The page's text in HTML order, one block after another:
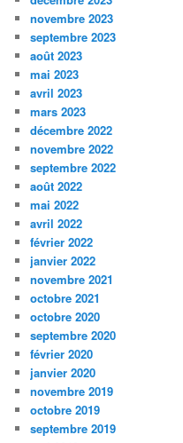
novembre 2023
septembre 2023
août 2023
mai 2023
avril 2023
mars 2023
décembre 2022
novembre 2022
septembre 2022
août 2022
mai 2022
avril 2022
février 2022
janvier 2022
novembre 2021
octobre 2021
octobre 2020
septembre 2020
février 2020
janvier 2020
novembre 2019
octobre 2019
septembre 2019